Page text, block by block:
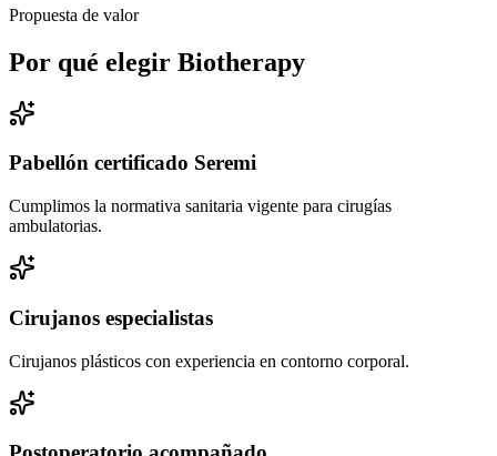
Propuesta de valor
Por qué elegir Biotherapy
Pabellón certificado Seremi
Cumplimos la normativa sanitaria vigente para cirugías
ambulatorias.
Cirujanos especialistas
Cirujanos plásticos con experiencia en contorno corporal.